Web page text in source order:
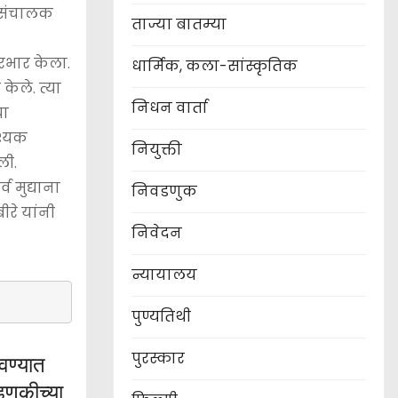
संचालक
केला.
केले. त्या
मुद्याना
यांनी
ताज्या बातम्या
धार्मिक, कला-सांस्कृतिक
निधन वार्ता
नियुक्ती
निवडणुक
निवेदन
न्यायालय
पुण्यतिथी
पुरस्कार